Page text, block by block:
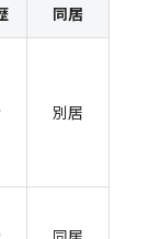
同居
別居